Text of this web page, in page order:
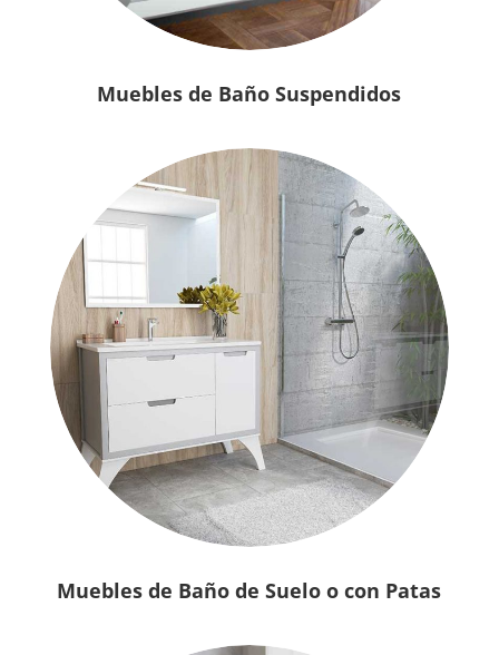
Muebles de Baño Suspendidos
Muebles de Baño de Suelo o con Patas